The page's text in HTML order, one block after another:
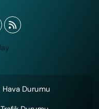
Hava Durumu